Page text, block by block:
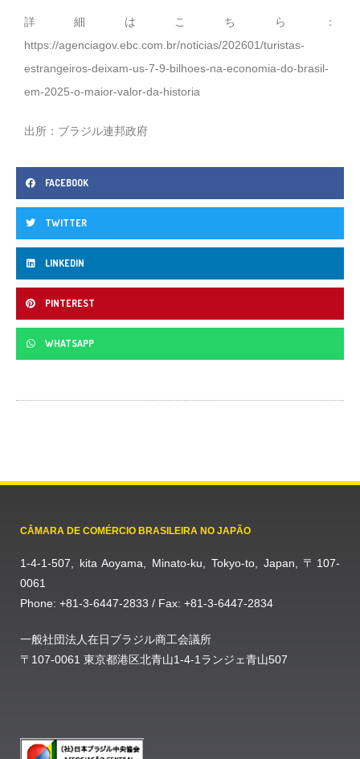
詳細はこちら：
https://agenciagov.ebc.com.br/noticias/202601/turistas-
estrangeiros-deixam-us-7-9-bilhoes-na-economia-do-brasil-
em-2025-o-maior-valor-da-historia
出所：ブラジル連邦政府
FACEBOOK
TWITTER
LINKEDIN
PINTEREST
WHATSAPP
CÂMARA DE COMÉRCIO BRASILEIRA NO JAPÃO
1-4-1-507, kita Aoyama, Minato-ku, Tokyo-to, Japan, 〒107-
0061
Phone: +81-3-6447-2833 / Fax: +81-3-6447-2834
一般社団法人在日ブラジル商工会議所
〒107-0061 東京都港区北青山1-4-1ランジェ青山507